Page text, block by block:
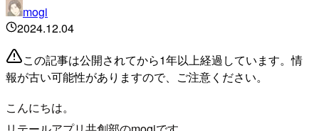
mogi
2024.12.04
この記事は公開されてから1年以上経過しています。情
報が古い可能性がありますので、ご注意ください。
こんにちは。